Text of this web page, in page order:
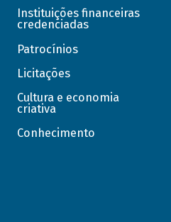
Instituições financeiras
credenciadas
Patrocínios
Licitações
Cultura e economia
criativa
Conhecimento